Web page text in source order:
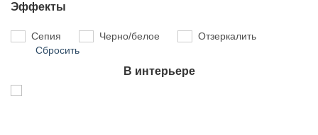
Эффекты
Сепия Черно/белое
Отзеркалить
Сбросить
В интерьере